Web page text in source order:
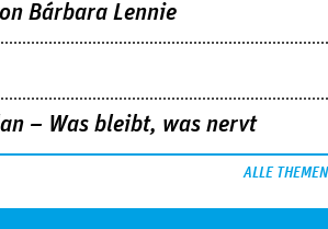
Bárbara Lennie
– Was bleibt, was nervt
ALLE THEMEN